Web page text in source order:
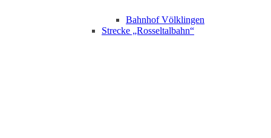
Bahnhof Völklingen
Strecke „Rosseltalbahn“